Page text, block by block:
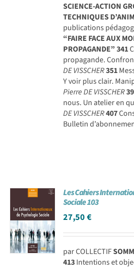
SCIENCE-ACTION
TECHNIQUES
publications
“FAIRE FACE AUX
PROPAGANDE”341
propagande.
DE VISSCHER351
Y voir plus clair.
Pierre DE VISSCHER
nous. Un atelier en
DE VISSCHER407
Bulletin
Les Cahiers
Sociale 103
27,50€
par COLLECTIF
413Intentions et